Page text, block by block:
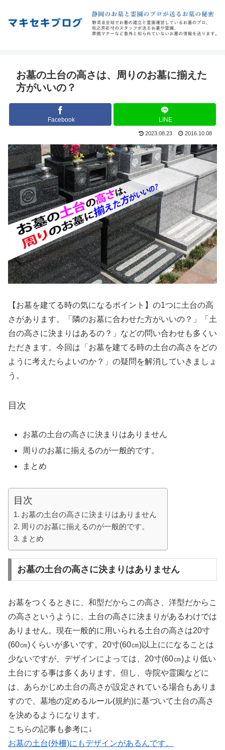
お墓の土台の高さは、周りのお墓に揃えた
方がいいの？
Facebook LINE
2023.08.23 2016.10.08
【お墓を建てる時の気になるポイント】の1つに土台の高
さがあります。「隣のお墓に合わせた方がいいの？」「土
台の高さに決まりはあるの？」などの問い合わせも多くい
ただきます。今回は「お墓を建てる時の土台の高さをどの
ように考えたらよいのか？」の疑問を解消していきましょ
う。
目次
お墓の土台の高さに決まりはありません
周りのお墓に揃えるのが一般的です。
まとめ
目次
お墓の土台の高さに決まりはありません
周りのお墓に揃えるのが一般的です。
まとめ
お墓の土台の高さに決まりはありません
お墓をつくるときに、和型だからこの高さ、洋型だからこ
の高さというように、土台の高さに決まりがあるわけでは
ありません。現在一般的に用いられる土台の高さは20寸
(60㎝)くらいが多いです。20寸(60㎝)以上にになることは
少ないですが、デザインによっては、20寸(60㎝)より低い
土台にする事は多くあります。但し、寺院や霊園などに
は、あらかじめ土台の高さが設定されている場合もありま
すので、墓地の定めるルール(規約)に基づいて土台の高さ
を決めるようになります。
こちらの記事も参考に↓
お墓の土台(外柵)にもデザインがあるんです。